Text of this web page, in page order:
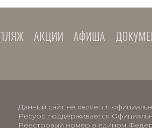
АКЦИИ АФИША
Данный сайт не является
Ресурс поддерживается
Реестровый номер в едином